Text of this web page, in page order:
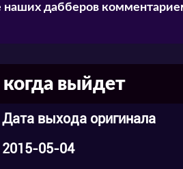
дабберов
выйдет
Дата выхода оригинала
2015-05-04